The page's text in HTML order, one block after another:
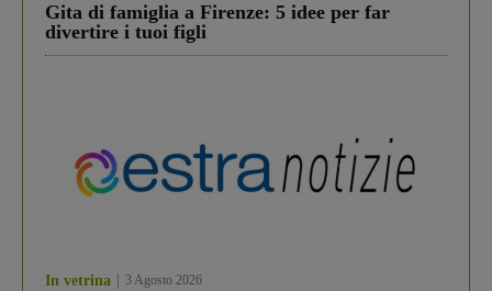
Gita di famiglia a Firenze: 5 idee per far
divertire i tuoi figli
In vetrina 3 Agosto 2026